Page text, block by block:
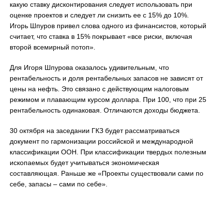
какую ставку дисконтирования следует использовать при
оценке проектов и следует ли снизить ее с 15% до 10%.
Игорь Шпуров привел слова одного из финансистов, который
считает, что ставка в 15% покрывает «все риски, включая
второй всемирный потоп».
Для Игоря Шпурова оказалось удивительным, что
рентабельность и доля рентабельных запасов не зависят от
цены на нефть. Это связано с действующим налоговым
режимом и плавающим курсом доллара. При 100, что при 25
рентабельность одинаковая. Отличаются доходы бюджета.
30 октября на заседании ГКЗ будет рассматриваться
документ по гармонизации российской и международной
классификации ООН. При классификации твердых полезным
ископаемых будет учитываться экономическая
составляющая. Раньше же «Проекты существовали сами по
себе, запасы – сами по себе».